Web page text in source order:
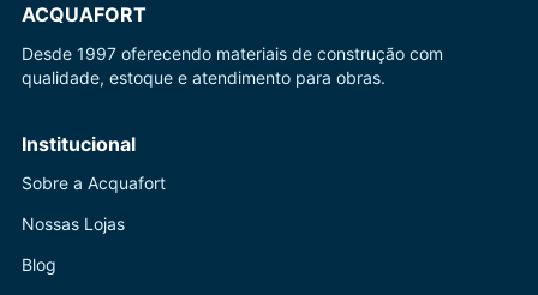
ACQUAFORT
Desde 1997 oferecendo materiais de construção com
qualidade, estoque e atendimento para obras.
Institucional
Sobre a Acquafort
Nossas Lojas
Blog